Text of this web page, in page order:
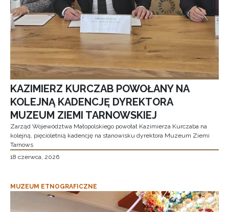
KAZIMIERZ KURCZAB POWOŁANY NA
KOLEJNĄ KADENCJĘ DYREKTORA
MUZEUM ZIEMI TARNOWSKIEJ
Zarząd Województwa Małopolskiego powołał Kazimierza Kurczaba na
kolejną, pięcioletnią kadencję na stanowisku dyrektora Muzeum Ziemi
Tarnows
18 czerwca, 2026
MUZEUM ETNOGRAFICZNE